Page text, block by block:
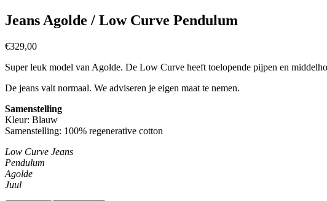
Jeans Agolde / Low Curve Pendulum
€329,00
Super leuk model van Agolde. De Low Curve heeft toelopende pijpen en
De jeans valt normaal. We adviseren je eigen maat te nemen.
Samenstelling
Kleur: Blauw
Samenstelling: 100% regenerative cotton
Low Curve Jeans
Pendulum
Agolde
Juul